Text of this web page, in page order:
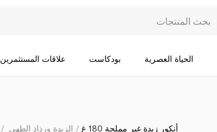
الحياة العصرية بودكاست علاقات المستثمرين
الزبدة ورذاذ الطهي أنكور زبدة غير مملحة 180 غ